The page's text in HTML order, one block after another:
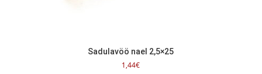
Sadulavöö nael 2,5×25
1,44€